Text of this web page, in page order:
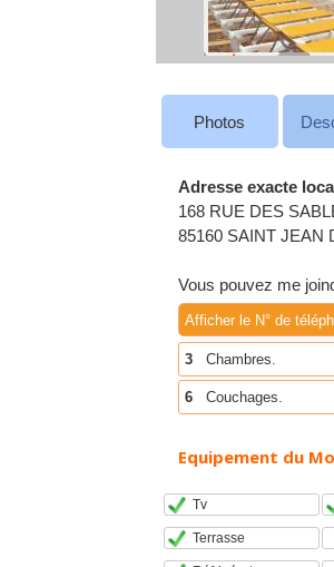
Photos
Adresse exacte
168 RUE DES
85160 SAINT JEAN
Vous pouvez me
Afficher le N° de
3 Chambres.
6 Couchages.
Equipement du
Tv
Terrasse